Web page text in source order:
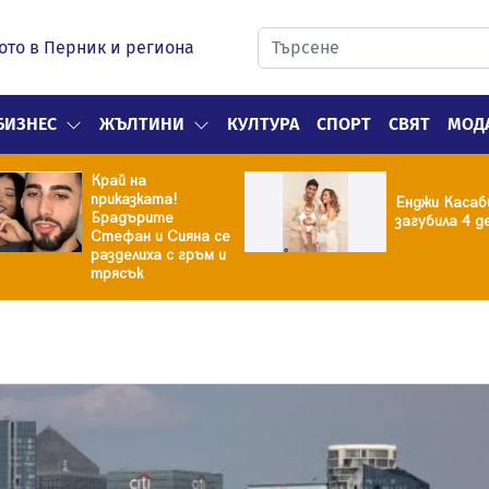
в Перник и региона
ЖЪЛТИНИ КУЛТУРА СПОРТ СВЯТ
Край на
приказката!
Брадърите
Стефан и Сияна се
разделиха с гръм и
трясък
Енджи
загубила 4